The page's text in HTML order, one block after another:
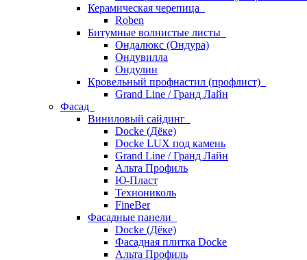
Керамическая черепица
Roben
Битумные волнистые листы
Ондалюкс (Ондура)
Ондувилла
Ондулин
Кровельный профнастил (профлист)
Grand Line / Гранд Лайн
Фасад
Виниловый сайдинг
Docke (Дёке)
Docke LUX под камень
Grand Line / Гранд Лайн
Альта Профиль
Ю-Пласт
Технониколь
FineBer
Фасадные панели
Docke (Дёке)
Фасадная плитка Docke
Альта Профиль